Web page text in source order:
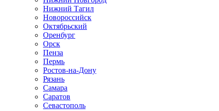
Нижний Тагил
Новороссийск
Октябрьский
Оренбург
Орск
Пенза
Пермь
Ростов-на-Дону
Рязань
Самара
Саратов
Севастополь